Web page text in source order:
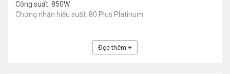
Công suất: 850W
Chứng nhận hiệu suất: 80 Plus Platinum
Đọc thêm